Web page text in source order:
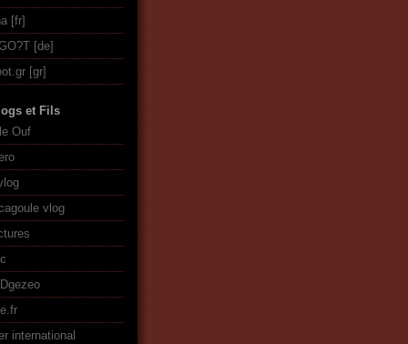
et Fils
Ouf
vlog
international